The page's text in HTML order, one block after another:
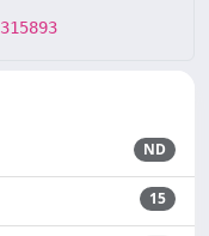
ND
15